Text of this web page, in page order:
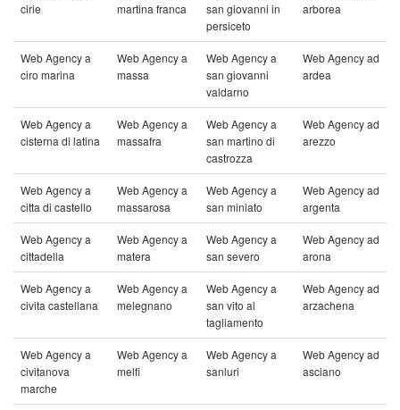
cirie
martina franca
san giovanni in
persiceto
arborea
Web Agency a
ciro marina
Web Agency a
massa
Web Agency a
san giovanni
valdarno
Web Agency ad
ardea
Web Agency a
cisterna di latina
Web Agency a
massafra
Web Agency a
san martino di
castrozza
Web Agency ad
arezzo
Web Agency a
citta di castello
Web Agency a
massarosa
Web Agency a
san miniato
Web Agency ad
argenta
Web Agency a
cittadella
Web Agency a
matera
Web Agency a
san severo
Web Agency ad
arona
Web Agency a
civita castellana
Web Agency a
melegnano
Web Agency a
san vito al
tagliamento
Web Agency ad
arzachena
Web Agency a
civitanova
marche
Web Agency a
melfi
Web Agency a
sanluri
Web Agency ad
asciano